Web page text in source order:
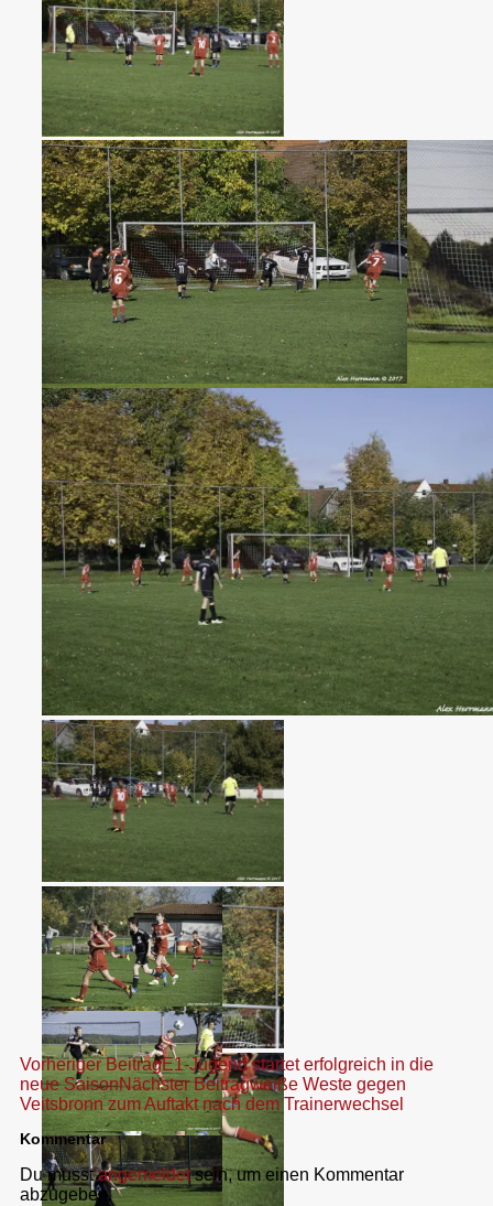
Beitragsnavigation
Vorheriger BeitragE1-Jugend startet erfolgreich in die
neue SaisonNächster Beitragweiße Weste gegen
Veitsbronn zum Auftakt nach dem Trainerwechsel
Kommentar
Du musstangemeldetsein, um einen Kommentar
abzugeben.